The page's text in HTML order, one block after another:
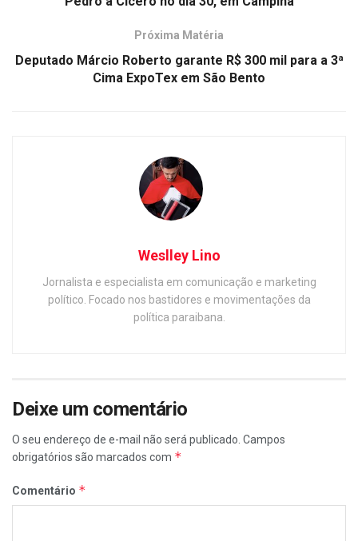
Próxima Matéria
Deputado Márcio Roberto garante R$ 300 mil para a 3ª
Cima ExpoTex em São Bento
Weslley Lino
Jornalista e especialista em comunicação e marketing
político. Focado nos bastidores e movimentações da
política paraibana.
Deixe um comentário
O seu endereço de e-mail não será publicado. Campos
obrigatórios são marcados com *
Comentário *